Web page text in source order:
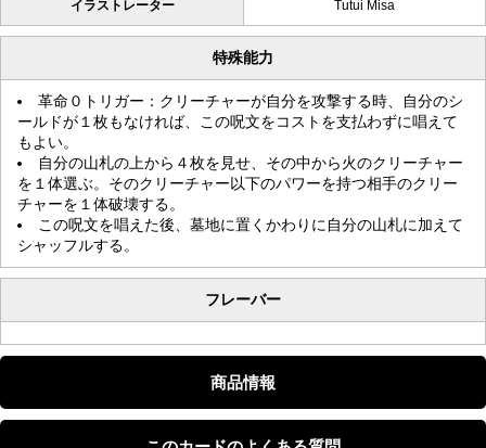
イラストレーター Tutui Misa
特殊能力
革命０トリガー：クリーチャーが自分を攻撃する時、自分のシ
ールドが１枚もなければ、この呪文をコストを支払わずに唱えて
もよい。
自分の山札の上から４枚を見せ、その中から火のクリーチャー
を１体選ぶ。そのクリーチャー以下のパワーを持つ相手のクリー
チャーを１体破壊する。
この呪文を唱えた後、墓地に置くかわりに自分の山札に加えて
シャッフルする。
フレーバー
商品情報